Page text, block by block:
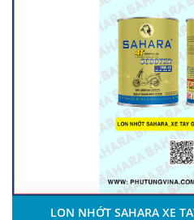
LON NHỚT SAHARA XE